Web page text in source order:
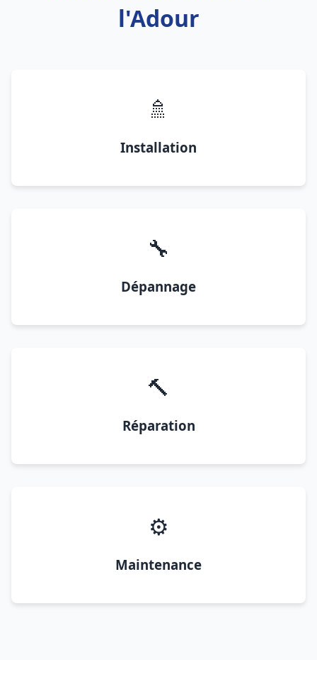
l'Adour
🚿
Installation
🔧
Dépannage
🔨
Réparation
⚙️
Maintenance